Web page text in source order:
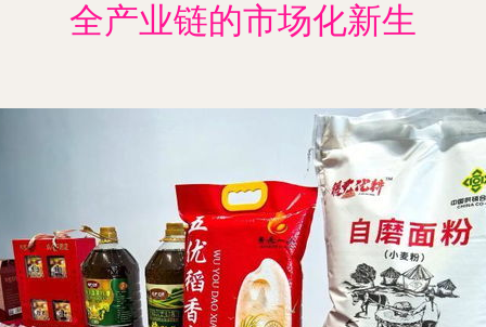
全产业链的市场化新生